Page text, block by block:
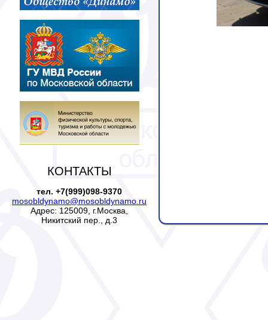
КОНТАКТЫ
тел. +7(999)098-9370
mosobldynamo@mosobldynamo.ru
Адрес: 125009, г.Москва,
Никитский пер., д.3